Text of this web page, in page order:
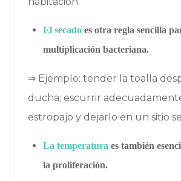
El secado es otra regla sencilla
multiplicación bacteriana.
⇒ Ejemplo: tender la toalla
ducha; escurrir
estropajo y dejarlo en un sitio
La temperatura es también
la proliferación.